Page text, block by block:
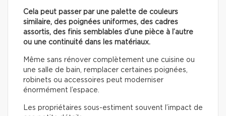
Cela peut passer par une palette de couleurs
similaire, des poignées uniformes, des cadres
assortis, des finis semblables d’une pièce à l’autre
ou une continuité dans les matériaux.
Même sans rénover complètement une cuisine ou
une salle de bain, remplacer certaines poignées,
robinets ou accessoires peut moderniser
énormément l’espace.
Les propriétaires sous-estiment souvent l’impact de